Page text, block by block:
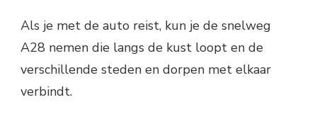
Als je met de auto reist, kun je de snelweg
A28 nemen die langs de kust loopt en de
verschillende steden en dorpen met elkaar
verbindt.